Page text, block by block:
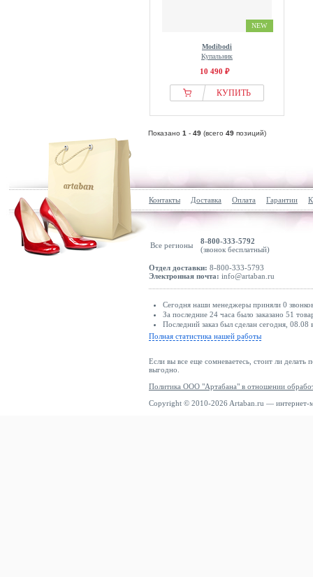
NEW
Modibodi
Купальник
10 490 ₽
КУПИТЬ
Показано 1 - 49 (всего 49 позиций)
Контакты Доставка Оплата Гарантии
Все регионы
8-800-333-5792
(звонок бесплатный)
Отдел доставки: 8-800-333-5793
Электронная почта: info@artaban.ru
Сегодня наши менеджеры приняли 0
За последние 24 часа было заказано 51
Последний заказ был сделан сегодня,
Полная статистика нашей работы
Если вы все еще сомневаетесь, стоит ли делать
выгодно.
Политика ООО "Артабана" в отношении
Copyright © 2010-2026 Artaban.ru — интернет-